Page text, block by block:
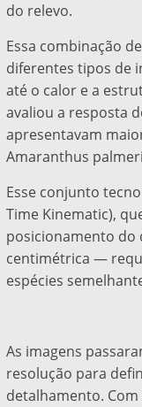
do relevo.
Essa combinação
diferentes tipos de
até o calor e a
avaliou a resposta
apresentavam
Amaranthus
Esse conjunto
Time Kinematic),
posicionamento do
centimétrica —
espécies
As imagens
resolução para
detalhamento.